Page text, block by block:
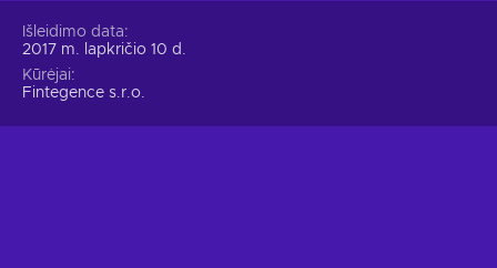
Išleidimo data
2017 m. lapkričio 10 d.
Kūrėjai
Fintegence s.r.o.